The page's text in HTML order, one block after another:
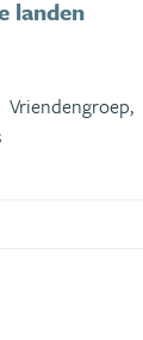
landen
Vriendengroep,